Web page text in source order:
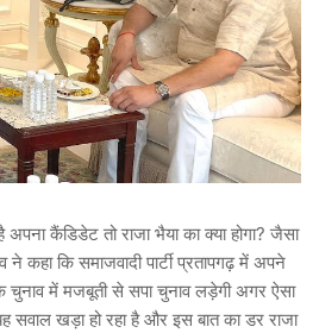
कैंडिडेट तो राजा भैया का क्या होगा? जैसा
कहा कि समाजवादी पार्टी प्रतापगढ़ में अपने
चुनाव में मजबूती से सपा चुनाव लड़ेगी अगर ऐसा
सवाल खड़ा हो रहा है और इस बात का डर राजा